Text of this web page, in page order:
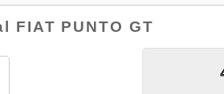
PUNTO GT